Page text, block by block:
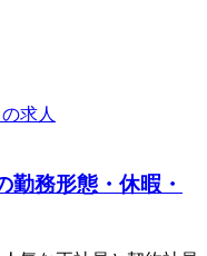
求人
勤務形態・休暇・